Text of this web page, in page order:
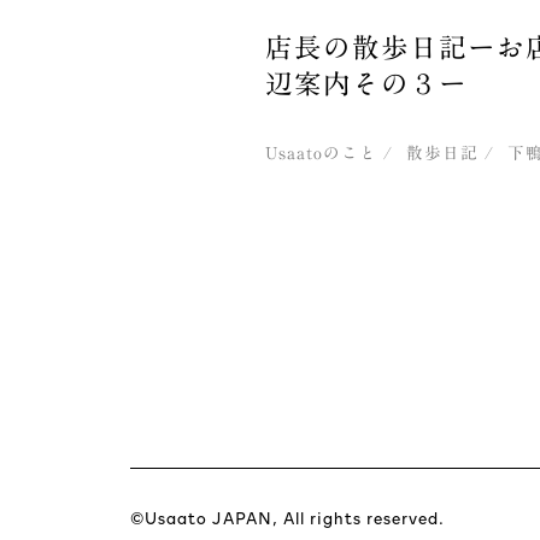
店長の散歩日記ーお
辺案内その３ー
Usaatoのこと 散歩日記 下
©Usaato JAPAN, All rights reserved.